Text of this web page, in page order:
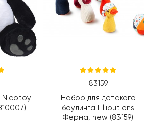
Nicotoy
83159
Набор для детского
боулинга Lilliputiens
Ферма, new (83159)